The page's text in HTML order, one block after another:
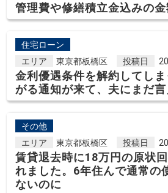
管理費や修繕積立金込みの
住宅ローン
エリア
東京都板橋区 投稿日
金利優遇条件を解約してし
がる通知が来て、夫にまだ言
その他
エリア
東京都板橋区 投稿日
賃貸退去時に18万円の原状
れました。6年住んで通常の
ないのに